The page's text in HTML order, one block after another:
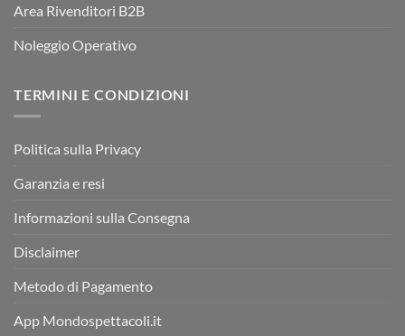
Area Rivenditori B2B
Noleggio Operativo
TERMINI E CONDIZIONI
Politica sulla Privacy
Garanzia e resi
Informazioni sulla Consegna
Disclaimer
Metodo di Pagamento
App Mondospettacoli.it